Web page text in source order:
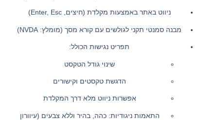
ניווט באתר באמצעות מקלדת (חיצים, Enter, Esc)
מבנה סמנטי תקני לגולשים עם קורא מסך (מומלץ: NVDA)
תפריט נגישות הכולל:
שינוי גודל הטקסט
הדגשת טקסטים וקישורים
אפשרות ניווט מלא דרך המקלדת
התאמות ניגודיות: כהה, בהיר וללא צבעים (עיוורון